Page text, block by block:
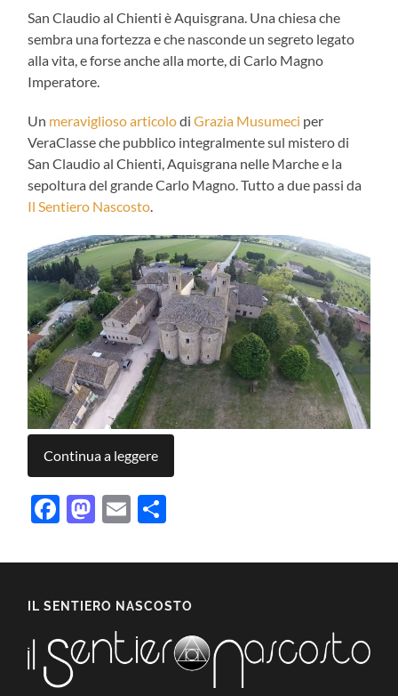
San Claudio al Chienti è Aquisgrana. Una chiesa che
sembra una fortezza e che nasconde un segreto legato
alla vita, e forse anche alla morte, di Carlo Magno
Imperatore.
Un meraviglioso articolodiGrazia Musumeci per
VeraClasse che pubblico integralmente sul mistero di
San Claudio al Chienti, Aquisgrana nelle Marche e la
sepoltura del grande Carlo Magno. Tutto a due passi da
Il Sentiero Nascosto.
Continua a leggere
Facebook
Mastodon
Email
IL SENTIERO NASCOSTO